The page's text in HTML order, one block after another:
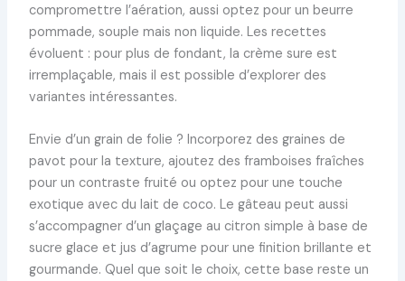
compromettre l’aération, aussi optez pour un beurre
pommade, souple mais non liquide. Les recettes
évoluent : pour plus de fondant, la crème sure est
irremplaçable, mais il est possible d’explorer des
variantes intéressantes.
Envie d’un grain de folie ? Incorporez des graines de
pavot pour la texture, ajoutez des framboises fraîches
pour un contraste fruité ou optez pour une touche
exotique avec du lait de coco. Le gâteau peut aussi
s’accompagner d’un glaçage au citron simple à base de
sucre glace et jus d’agrume pour une finition brillante et
gourmande. Quel que soit le choix, cette base reste un